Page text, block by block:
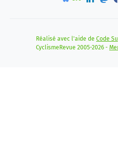
Réalisé avec l'aide de Code
CyclismeRevue 2005-2026 -